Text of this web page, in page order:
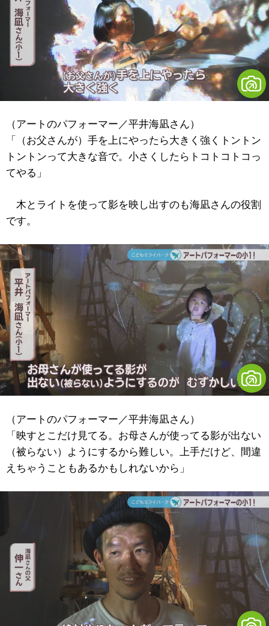
（アートのパフォーマー／平井海凪さん）
「（お父さんが）手を上にやったら大きく強くトントン
トントンって大きな音で。小さくしたらトコトコトコっ
てやる」
木とライトを使って影を映し出すのも海凪さんの役割
です。
（アートのパフォーマー／平井海凪さん）
「映すとこだけ見てる。お母さんが使ってる影が出ない
（被らない）ようにするから難しい。上手だけど、間違
えちゃうこともあるかもしれないから」